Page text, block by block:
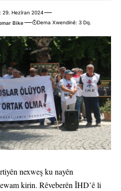
29. Hezîran 2024
Dema Xwendinê: 3 Dq.
nexweş ku nayên
kirin. Rêveberên ÎHD’ê li